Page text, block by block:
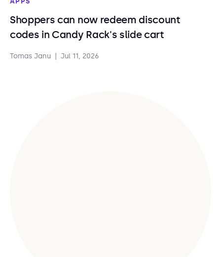
Shoppers can now redeem discount
codes in Candy Rack's slide cart
Tomas Janu Jul 11, 2026